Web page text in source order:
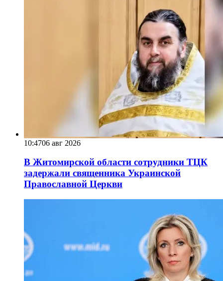
10:4706 авг 2026
В Житомирской области сотрудники ТЦК
задержали священника Украинской
Православной Церкви